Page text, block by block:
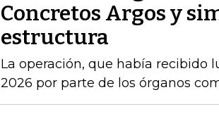
Concretos Argos y
estructura
La operación, que había recibido
2026 por parte de los órganos